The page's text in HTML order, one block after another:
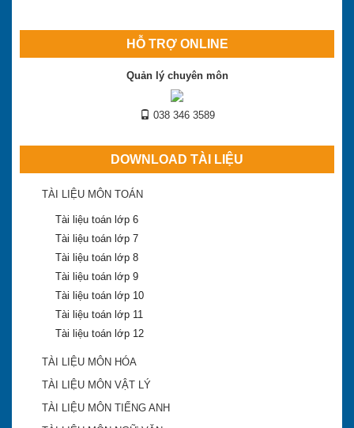
HỖ TRỢ ONLINE
Quản lý chuyên môn
038 346 3589
DOWNLOAD TÀI LIỆU
TÀI LIỆU MÔN TOÁN
Tài liệu toán lớp 6
Tài liệu toán lớp 7
Tài liệu toán lớp 8
Tài liệu toán lớp 9
Tài liệu toán lớp 10
Tài liệu toán lớp 11
Tài liệu toán lớp 12
TÀI LIỆU MÔN HÓA
TÀI LIỆU MÔN VẬT LÝ
TÀI LIỆU MÔN TIẾNG ANH